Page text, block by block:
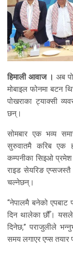
हिमाली आवाज । अब
मोबाइल फोनमा बटन
पोखराका ट्याक्सी
छन्।
सोमबार एक भव्य
सुरुवातमै करिब एक
कम्पनीका सिइओ प्रमेश
राइड सेयरिङ एप्सजस्तै
चल्नेछन्।
“नेपालमै बनेको एपबाट
दिन थालेका छौँ। यसले
दिनेछ,” पराजुलीले
समय लगाएर एप्स तयार